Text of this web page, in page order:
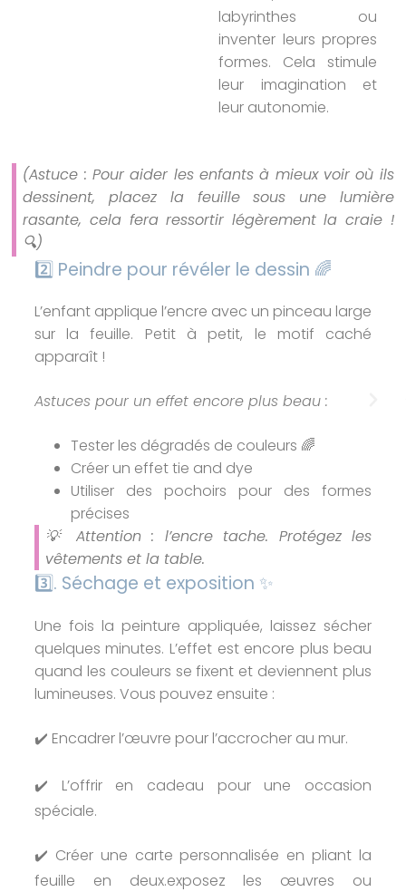
labyrinthes ou
inventer leurs propres
formes. Cela stimule
leur imagination et
leur autonomie.
(Astuce : Pour aider les enfants à mieux voir où ils
dessinent, placez la feuille sous une lumière
rasante, cela fera ressortir légèrement la craie !
🔍)
2️⃣ Peindre pour révéler le dessin 🌈
L’enfant applique l’encre avec un pinceau large
sur la feuille. Petit à petit, le motif caché
apparaît !
Astuces pour un effet encore plus beau :
Tester les dégradés de couleurs 🌈
Créer un effet tie and dye
Utiliser des pochoirs pour des formes
précises
💡 Attention : l’encre tache. Protégez les
vêtements et la table.
3️⃣. Séchage et exposition ✨
Une fois la peinture appliquée, laissez sécher
quelques minutes. L’effet est encore plus beau
quand les couleurs se fixent et deviennent plus
lumineuses. Vous pouvez ensuite :
✔️ Encadrer l’œuvre pour l’accrocher au mur.
✔️ L’offrir en cadeau pour une occasion
spéciale.
✔️ Créer une carte personnalisée en pliant la
feuille en deux.exposez les œuvres ou